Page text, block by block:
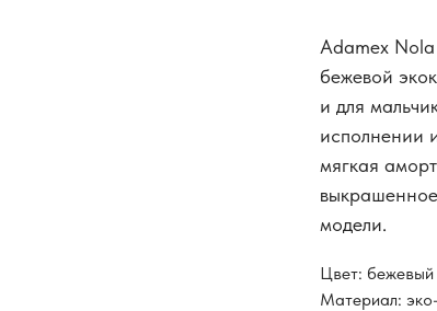
Adamex
бежевой
и для
исполнении
мягкая
модели.
Цвет: бежевый
Материал: